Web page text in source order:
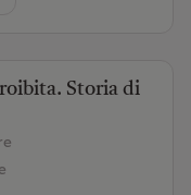
Storia di